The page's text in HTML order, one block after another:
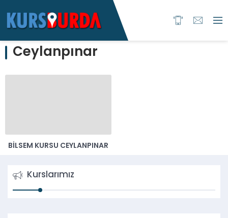
Ceylanpınar
BILSEM KURSU CEYLANPINAR
Kurslarımız